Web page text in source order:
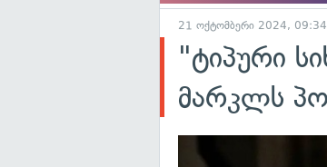
21 ოქტომბერი 2024, 09:34
"ტიპური
მარკლს